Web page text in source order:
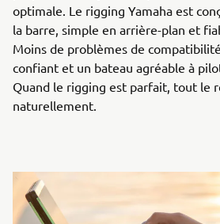
optimale. Le rigging Yamaha est
la barre, simple en arrière-plan et
Moins de problèmes de
confiant et un bateau agréable à
Quand le rigging est parfait, tout le
naturellement.